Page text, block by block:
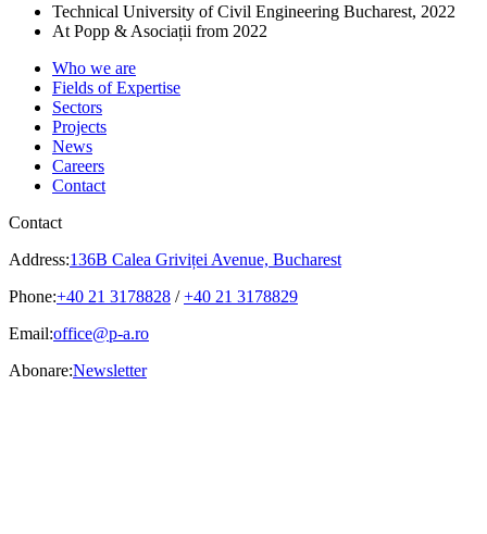
Technical University of Civil Engineering Bucharest, 2022
At Popp & Asociații from 2022
Who we are
Fields of Expertise
Sectors
Projects
News
Careers
Contact
Contact
Address:136B Calea Griviței Avenue, Bucharest
Phone:+40 21 3178828 /+40 21 3178829
Email:office@p-a.ro
Abonare:Newsletter